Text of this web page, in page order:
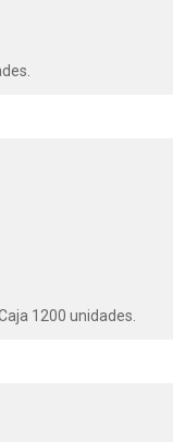
1200 unidades.